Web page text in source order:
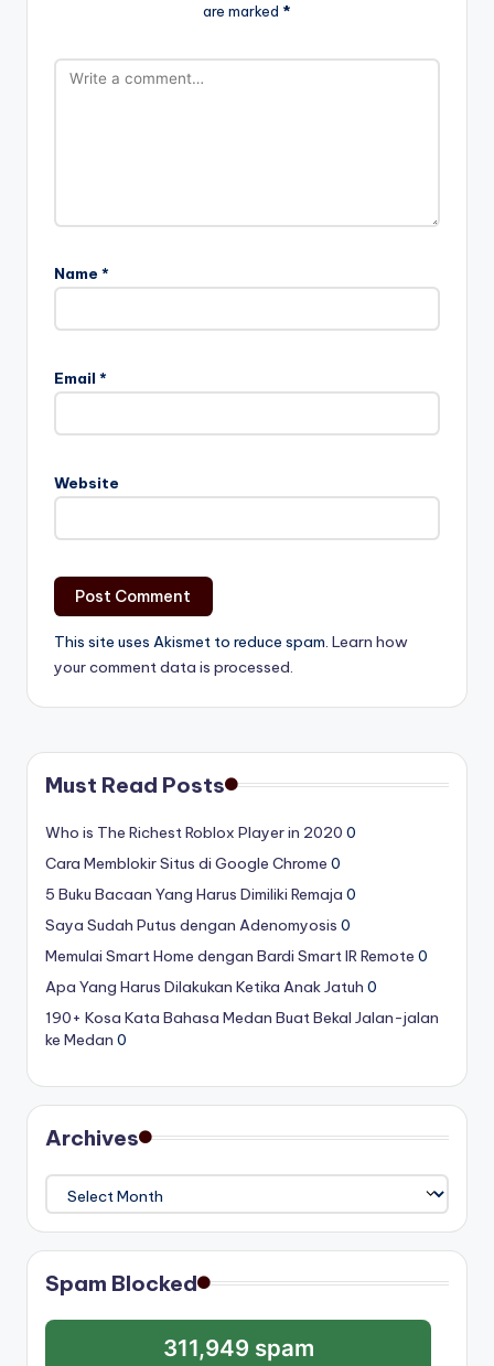
are marked *
Name *
Email *
Website
This site uses Akismet to reduce spam. Learn how
your comment data is processed.
Must Read Posts
Who is The Richest Roblox Player in 2020 0
Cara Memblokir Situs di Google Chrome 0
5 Buku Bacaan Yang Harus Dimiliki Remaja 0
Saya Sudah Putus dengan Adenomyosis 0
Memulai Smart Home dengan Bardi Smart IR Remote 0
Apa Yang Harus Dilakukan Ketika Anak Jatuh 0
190+ Kosa Kata Bahasa Medan Buat Bekal Jalan-jalan
ke Medan 0
Archives
Spam Blocked
311,949 spam